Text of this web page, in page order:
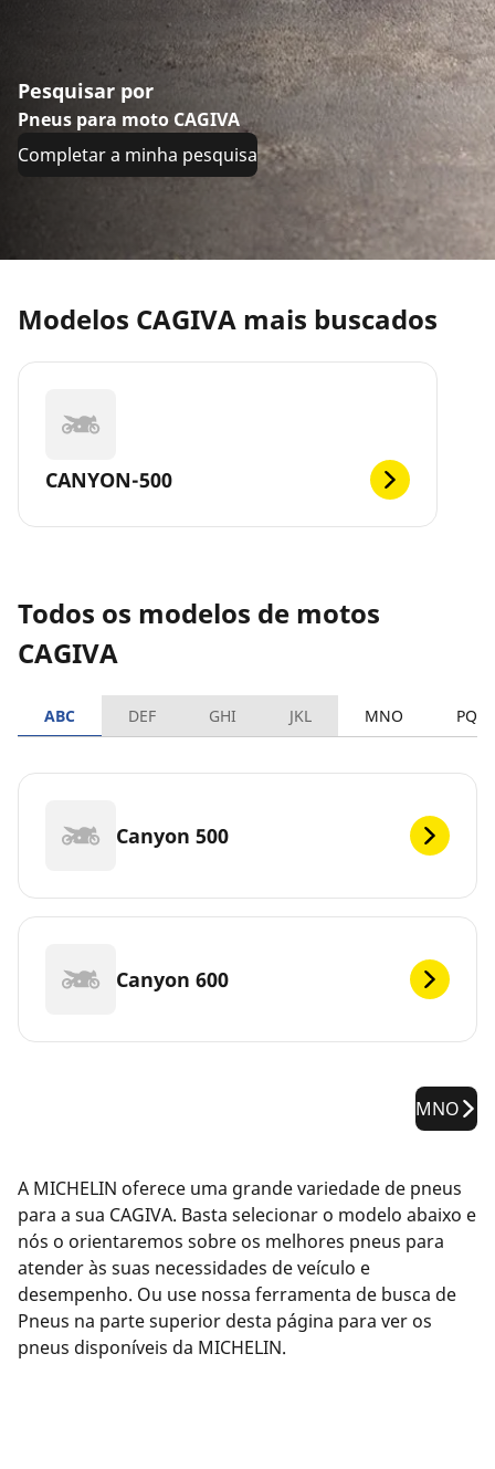
Pesquisar por
Pneus para moto CAGIVA
Completar a minha pesquisa
Modelos CAGIVA mais buscados
CANYON-500
Todos os modelos de motos
CAGIVA
ABC DEF GHI JKL MNO PQRS
Canyon 500
Canyon 600
MNO
A MICHELIN oferece uma grande variedade de pneus
para a sua CAGIVA. Basta selecionar o modelo abaixo e
nós o orientaremos sobre os melhores pneus para
atender às suas necessidades de veículo e
desempenho. Ou use nossa ferramenta de busca de
Pneus na parte superior desta página para ver os
pneus disponíveis da MICHELIN.